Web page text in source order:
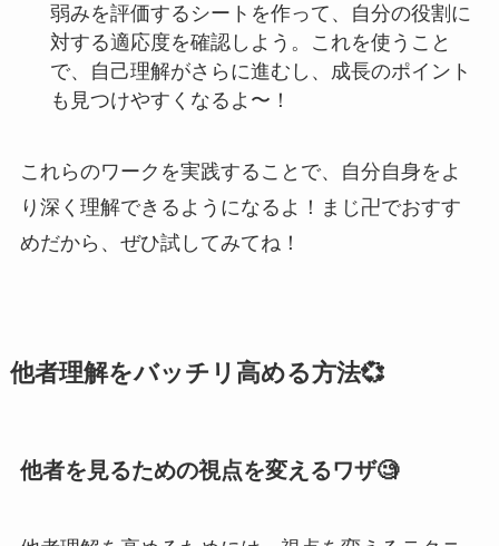
弱みを評価するシートを作って、自分の役割に
対する適応度を確認しよう。これを使うこと
で、自己理解がさらに進むし、成長のポイント
も見つけやすくなるよ〜！
これらのワークを実践することで、自分自身をよ
り深く理解できるようになるよ！まじ卍でおすす
めだから、ぜひ試してみてね！
他者理解をバッチリ高める方法💞
他者を見るための視点を変えるワザ🧐